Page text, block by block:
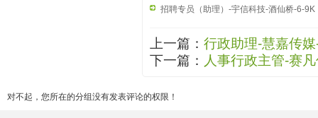
石桥-7-9K
招聘专员（助理）-宇信科技-酒仙桥-6-9K
上一篇： 行政助理-慧嘉传
下一篇： 人事行政主管-赛
对不起，您所在的分组没有发表评论的权限！